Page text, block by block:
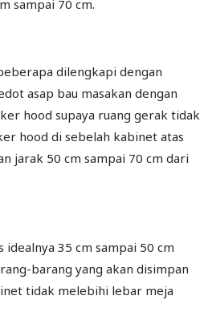
sampai 70 cm.
dilengkapi dengan
asap bau masakan dengan
hood supaya ruang gerak tidak
hood di sebelah kabinet atas
jarak 50 cm sampai 70 cm dari
35 cm sampai 50 cm
barang yang akan disimpan
tidak melebihi lebar meja